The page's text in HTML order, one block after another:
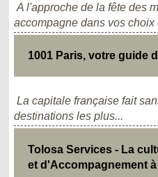
A l'approche de la fête des
accompagne dans vos choix
1001 Paris, votre guide
La capitale française fait
destinations les plus...
Tolosa Services - La
et d'Accompagnement